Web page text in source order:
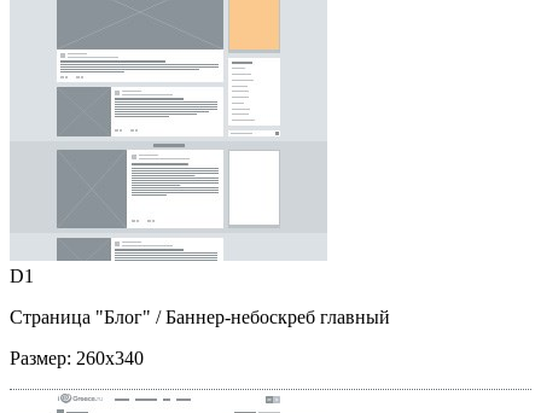
D1
Страница "Блог" / Баннер-небоскреб главный
Размер: 260x340